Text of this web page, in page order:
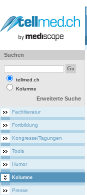
Suchen
tellmed.ch
Kolumne
Erweiterte Suche
Fachliteratur
Fortbildung
Kongresse/Tagungen
Tools
Humor
Kolumne
Presse